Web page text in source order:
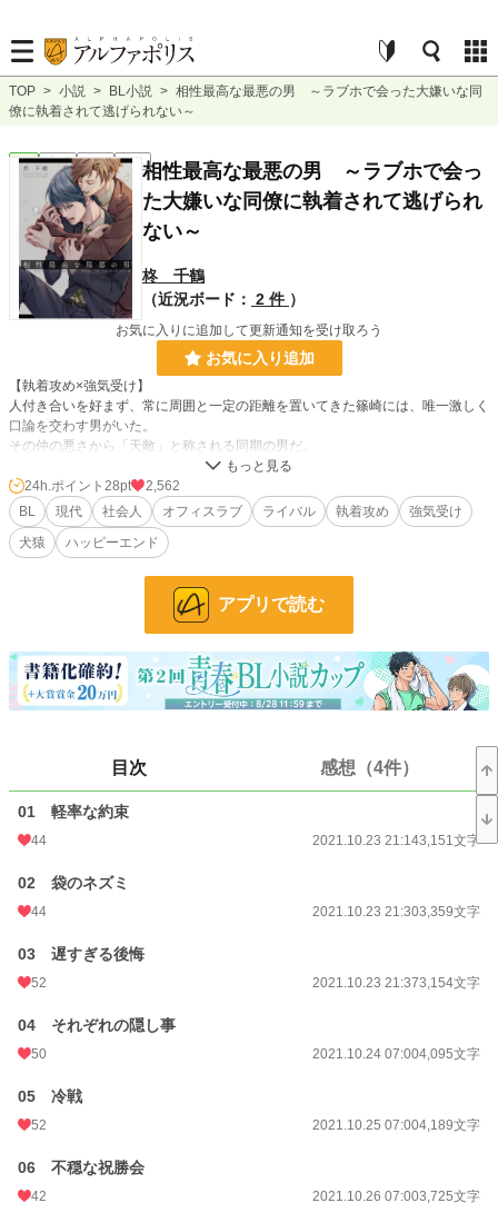
TOP > 小説 > BL小説 > 相性最高な最悪の男 ～ラブホで会った大嫌いな同
僚に執着されて逃げられない～
BL 完結 長編 R18 相性最高な最悪の男 ～ラブホで会っ
た大嫌いな同僚に執着されて逃げられ
ない～
柊 千鶴
（近況ボード： 2 件 ）
お気に入りに追加して更新通知を受け取ろう
お気に入り追加
【執着攻め×強気受け】
人付き合いを好まず、常に周囲と一定の距離を置いてきた篠崎には、唯一激しく
口論を交わす男がいた。
その仲の悪さから「天敵」と称される同期の男だ。
完璧人間と名高い男とは性格も意見も合わず、顔を合わせればいがみ合う日々を
送っていた。
ところがある日。
篠崎が人肌恋しさを慰めるため、出会い系サイトで男を見繕いホテルに向かう
「ど、どうしてお前がここにいる⁉」「それはこちらの台詞だ…！」
し、月島の秘められた執着心が明らかになっていく。
いつも嫌味を言い合っているライバルとマッチングしてしまい、一晩だけの関係
63604729/304424900）
BL 5,441 位 / 31,396 件
更新日時
初回公開日時
初回完結日時
週間ポイント 232 pt (22,884 位)
月間ポイント
24h.ポイント 28pt
2,562
BL
現代 社会人 オフィスラブ ライバル 執着攻め
強気受け
犬猿
ハッピーエンド
アプリで読む
目次 感想（4件）
01 軽率な約束
44 2021.10.23 21:143,151文字
02 袋のネズミ
44 2021.10.23 21:303,359文字
03 遅すぎる後悔
52 2021.10.23 21:373,154文字
04 それぞれの隠し事
50 2021.10.24 07:004,095文字
05 冷戦
52 2021.10.25 07:004,189文字
06 不穏な祝勝会
42 2021.10.26 07:003,725文字